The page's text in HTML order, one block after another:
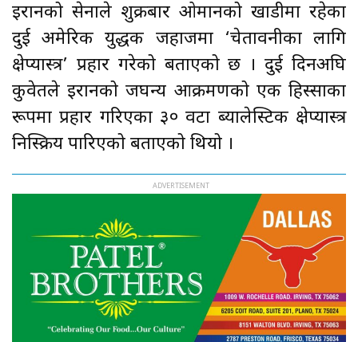
इरानको सेनाले शुक्रबार ओमानको खाडीमा रहेका
दुई अमेरिकी युद्धक जहाजमा ‘चेतावनीका लागि
क्षेप्यास्त्र’ प्रहार गरेको बताएको छ । दुई दिनअघि
कुवेतले इरानको जघन्य आक्रमणको एक हिस्साका
रूपमा प्रहार गरिएका ३० वटा ब्यालेस्टिक क्षेप्यास्त्र
निस्क्रिय पारिएको बताएको थियो ।